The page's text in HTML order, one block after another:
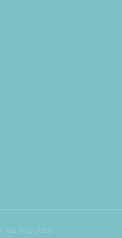
на InSales